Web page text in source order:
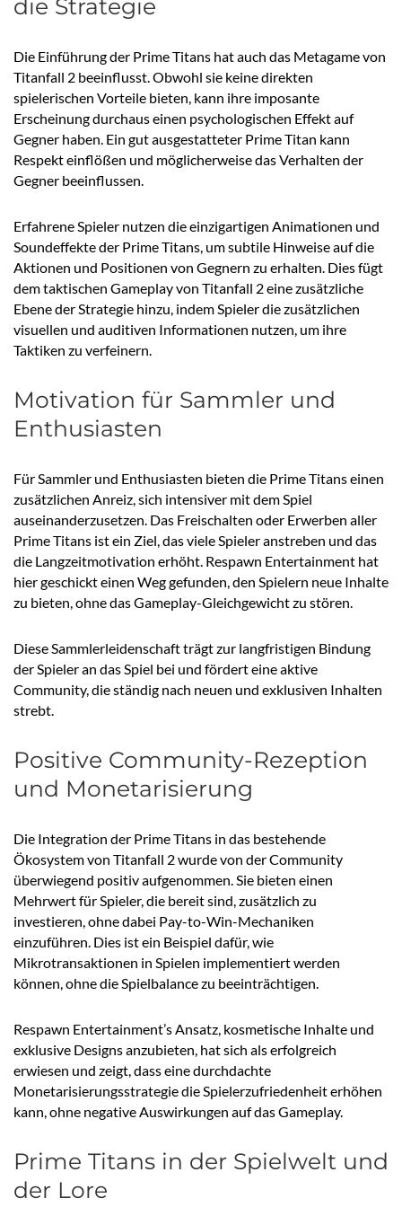
die Strategie
Die Einführung der Prime Titans hat auch das Metagame von
Titanfall 2 beeinflusst. Obwohl sie keine direkten
spielerischen Vorteile bieten, kann ihre imposante
Erscheinung durchaus einen psychologischen Effekt auf
Gegner haben. Ein gut ausgestatteter Prime Titan kann
Respekt einflößen und möglicherweise das Verhalten der
Gegner beeinflussen.
Erfahrene Spieler nutzen die einzigartigen Animationen und
Soundeffekte der Prime Titans, um subtile Hinweise auf die
Aktionen und Positionen von Gegnern zu erhalten. Dies fügt
dem taktischen Gameplay von Titanfall 2 eine zusätzliche
Ebene der Strategie hinzu, indem Spieler die zusätzlichen
visuellen und auditiven Informationen nutzen, um ihre
Taktiken zu verfeinern.
Motivation für Sammler und
Enthusiasten
Für Sammler und Enthusiasten bieten die Prime Titans einen
zusätzlichen Anreiz, sich intensiver mit dem Spiel
auseinanderzusetzen. Das Freischalten oder Erwerben aller
Prime Titans ist ein Ziel, das viele Spieler anstreben und das
die Langzeitmotivation erhöht. Respawn Entertainment hat
hier geschickt einen Weg gefunden, den Spielern neue Inhalte
zu bieten, ohne das Gameplay-Gleichgewicht zu stören.
Diese Sammlerleidenschaft trägt zur langfristigen Bindung
der Spieler an das Spiel bei und fördert eine aktive
Community, die ständig nach neuen und exklusiven Inhalten
strebt.
Positive Community-Rezeption
und Monetarisierung
Die Integration der Prime Titans in das bestehende
Ökosystem von Titanfall 2 wurde von der Community
überwiegend positiv aufgenommen. Sie bieten einen
Mehrwert für Spieler, die bereit sind, zusätzlich zu
investieren, ohne dabei Pay-to-Win-Mechaniken
einzuführen. Dies ist ein Beispiel dafür, wie
Mikrotransaktionen in Spielen implementiert werden
können, ohne die Spielbalance zu beeinträchtigen.
Respawn Entertainment’s Ansatz, kosmetische Inhalte und
exklusive Designs anzubieten, hat sich als erfolgreich
erwiesen und zeigt, dass eine durchdachte
Monetarisierungsstrategie die Spielerzufriedenheit erhöhen
kann, ohne negative Auswirkungen auf das Gameplay.
Prime Titans in der Spielwelt und
der Lore